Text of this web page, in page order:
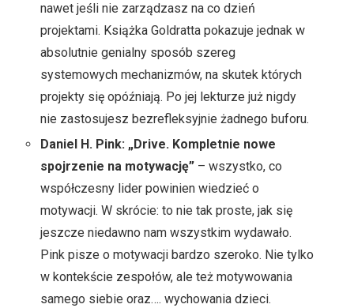
nawet jeśli nie zarządzasz na co dzień
projektami. Książka Goldratta pokazuje jednak w
absolutnie genialny sposób szereg
systemowych mechanizmów, na skutek których
projekty się opóźniają. Po jej lekturze już nigdy
nie zastosujesz bezrefleksyjnie żadnego buforu.
Daniel H. Pink: „Drive. Kompletnie nowe
spojrzenie na motywację” – wszystko, co
współczesny lider powinien wiedzieć o
motywacji. W skrócie: to nie tak proste, jak się
jeszcze niedawno nam wszystkim wydawało.
Pink pisze o motywacji bardzo szeroko. Nie tylko
w kontekście zespołów, ale też motywowania
samego siebie oraz…. wychowania dzieci.